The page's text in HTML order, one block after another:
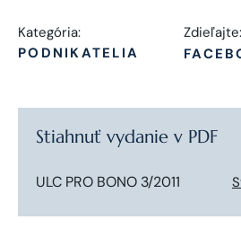
Kategória:
PODNIKATELIA
Zdieľajte:
Stiahnuť vydanie v PDF
ULC PRO BONO 3/2011